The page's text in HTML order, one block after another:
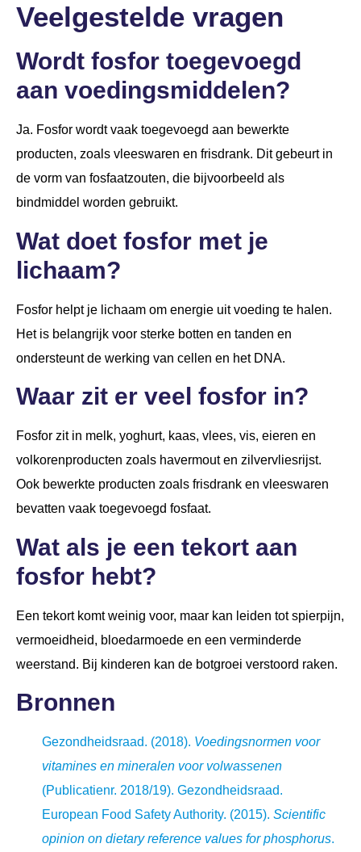
Veelgestelde vragen
Wordt fosfor toegevoegd
aan voedingsmiddelen?
Ja. Fosfor wordt vaak toegevoegd aan bewerkte
producten, zoals vleeswaren en frisdrank. Dit gebeurt in
de vorm van fosfaatzouten, die bijvoorbeeld als
bindmiddel worden gebruikt.
Wat doet fosfor met je
lichaam?
Fosfor helpt je lichaam om energie uit voeding te halen.
Het is belangrijk voor sterke botten en tanden en
ondersteunt de werking van cellen en het DNA.
Waar zit er veel fosfor in?
Fosfor zit in melk, yoghurt, kaas, vlees, vis, eieren en
volkorenproducten zoals havermout en zilvervliesrijst.
Ook bewerkte producten zoals frisdrank en vleeswaren
bevatten vaak toegevoegd fosfaat.
Wat als je een tekort aan
fosfor hebt?
Een tekort komt weinig voor, maar kan leiden tot spierpijn,
vermoeidheid, bloedarmoede en een verminderde
weerstand. Bij kinderen kan de botgroei verstoord raken.
Bronnen
Gezondheidsraad. (2018). Voedingsnormen voor
vitamines en mineralen voor volwassenen
(Publicatienr. 2018/19). Gezondheidsraad.
European Food Safety Authority. (2015). Scientific
opinion on dietary reference values for phosphorus.